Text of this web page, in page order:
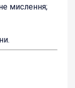
мислення;